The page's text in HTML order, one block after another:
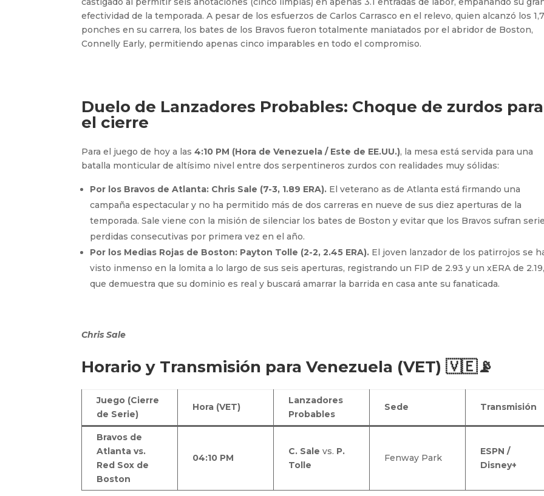
efectividad de la temporada. A pesar de los esfuerzos de Carlos Carrasco en el relevo, quien alcanzó los
ponches en su carrera, los bates de los Bravos fueron totalmente maniatados por el abridor de Boston,
Connelly Early, permitiendo apenas cinco imparables en todo el compromiso.
Duelo de Lanzadores Probables: Choque de zurdos para
el cierre
Para el juego de hoy a las4:10 PM (Hora de Venezuela / Este de EE.UU.), la mesa está servida para una
batalla monticular de altísimo nivel entre dos serpentineros zurdos con realidades muy sólidas:
Por los Bravos de Atlanta: Chris Sale (7-3, 1.89 ERA). El veterano as de Atlanta está firmando una
campaña espectacular y no ha permitido más de dos carreras en nueve de sus diez aperturas de la
temporada. Sale viene con la misión de silenciar los bates de Boston y evitar que los Bravos sufran
perdidas consecutivas por primera vez en el año.
Por los Medias Rojas de Boston: Payton Tolle (2-2, 2.45 ERA). El joven lanzador de los patirrojos se
visto inmenso en la lomita a lo largo de sus seis aperturas, registrando un FIP de 2.93 y un xERA de
que demuestra que su dominio es real y buscará amarrar la barrida en casa ante su fanaticada.
Chris Sale
Horario y Transmisión para Venezuela (VET) 🇻🇪📡
Juego (Cierre
de Serie)
Hora (VET)
Lanzadores
Probables
Sede Transmisión
Bravos de
Atlanta vs.
Red Sox de
Boston
04:10 PM
C. Sale vs. P.
Tolle
Fenway Park
ESPN /
Disney+